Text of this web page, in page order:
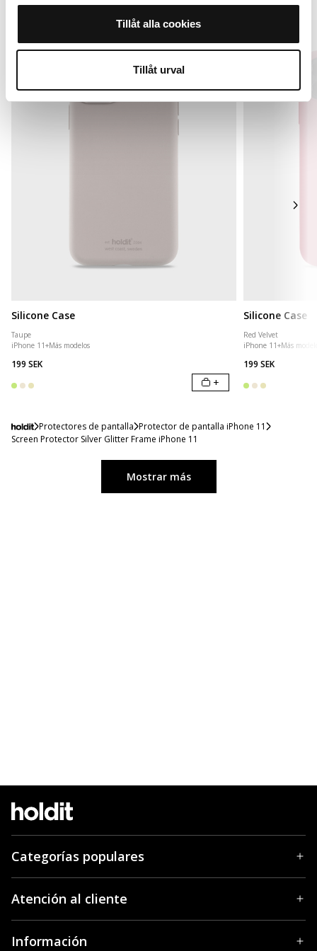
Tillåt alla cookies
Tillåt urval
Silicone Case
Taupe
iPhone 11+Más modelos
199 SEK
+
Silicone Case
Red Velvet
iPhone 11+Más
199 SEK
Protectores de pantalla Protector de pantalla iPhone 11
Screen Protector Silver Glitter Frame iPhone 11
Mostrar más
Categorías populares
Atención al cliente
Información